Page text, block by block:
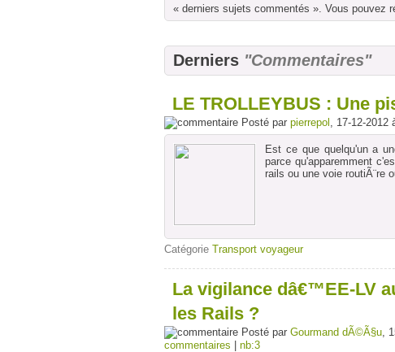
« derniers sujets commentés ». Vous pouvez
Derniers "Commentaires"
LE TROLLEYBUS : Une
Posté par pierrepol , 17-12-2012
Est ce que quelqu'un a
parce qu'apparemment
rails ou une voie routiÃ¨re
Catégorie Transport voyageur
La vigilance dâ€™EE-LV
les Rails ?
Posté par Gourmand dÃ©Ã§u,
commentaires
nb:3